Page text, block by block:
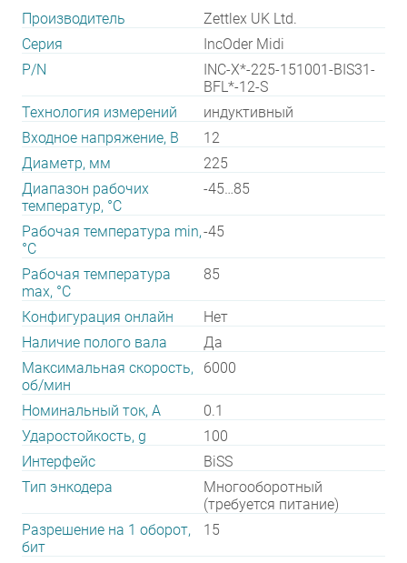
Производитель
Zettlex UK Ltd.
Серия
IncOder Midi
P/N
INC-X*-225-151001-BIS31-
BFL*-12-S
Технология измерений
индуктивный
Входное напряжение, В
12
Диаметр, мм
225
Диапазон рабочих
температур, °С
-45…85
Рабочая температура min,
°С
-45
Рабочая температура
max, °С
85
Конфигурация онлайн
Нет
Наличие полого вала
Да
Максимальная скорость,
об/мин
6000
Номинальный ток, А
0.1
Ударостойкость, g
100
Интерфейс
BiSS
Тип энкодера
Многооборотный
(требуется питание)
Разрешение на 1 оборот,
бит
15